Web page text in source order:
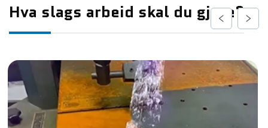
Hva slags arbeid skal du gjøre?